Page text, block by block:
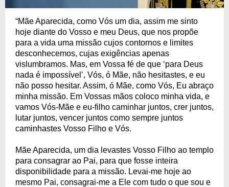
“Mãe Aparecida, como Vós um dia, assim me sinto
hoje diante do Vosso e meu Deus, que nos propõe
para a vida uma missão cujos contornos e limites
desconhecemos, cujas exigências apenas
vislumbramos. Mas, em Vossa fé de que ‘para Deus
nada é impossível’, Vós, ó Mãe, não hesitastes, e eu
não posso hesitar. Assim, ó Mãe, como Vós, Eu abraço
minha missão. Em Vossas mãos coloco minha vida, e
vamos Vós-Mãe e eu-filho caminhar juntos, crer juntos,
lutar juntos, vencer juntos como sempre juntos
caminhastes Vosso Filho e Vós.
Mãe Aparecida, um dia levastes Vosso Filho ao templo
para consagrar ao Pai, para que fosse inteira
disponibilidade para a missão. Levai-me hoje ao
mesmo Pai, consagrai-me a Ele com tudo o que sou e